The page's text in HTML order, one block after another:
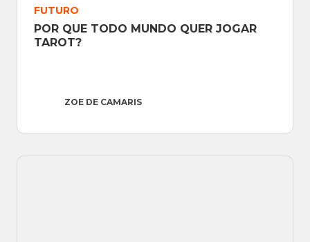
FUTURO
POR QUE TODO MUNDO QUER JOGAR
TAROT?
ZOE DE CAMARIS